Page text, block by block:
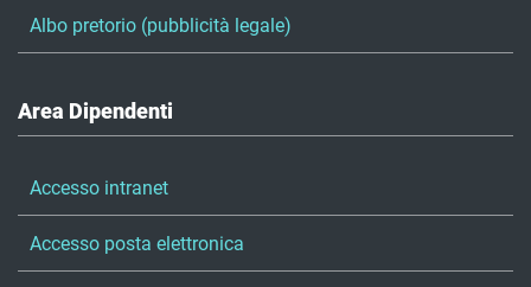
Albo pretorio (pubblicità legale)
Area Dipendenti
Accesso intranet
Accesso posta elettronica